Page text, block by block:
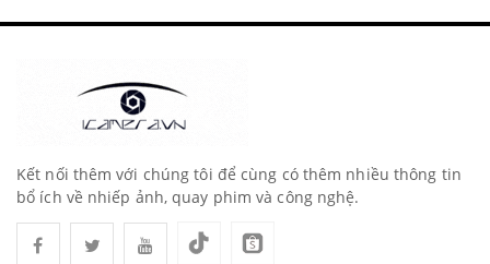
Kết nối thêm với chúng tôi để cùng có thêm nhiều thông tin
bổ ích về nhiếp ảnh, quay phim và công nghệ.